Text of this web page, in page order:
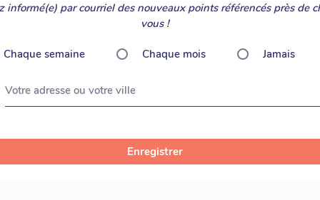
informé(e) par courriel des nouveaux points référencés près de
vous !
Chaque semaine Chaque mois Jamais
Votre adresse ou votre ville